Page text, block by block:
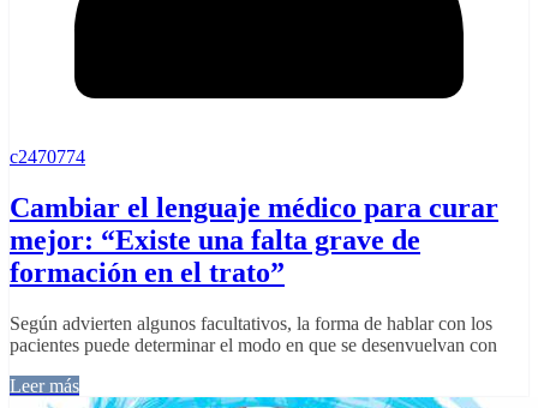
c2470774
Cambiar el lenguaje médico para curar
mejor: “Existe una falta grave de
formación en el trato”
Según advierten algunos facultativos, la forma de hablar con los
pacientes puede determinar el modo en que se desenvuelvan con
Leer más